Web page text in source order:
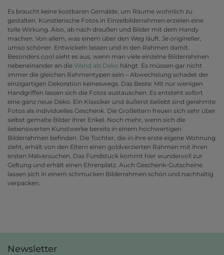
Es braucht keine kostbaren Gemälde, um Räume wohnlich zu
gestalten. Künstlerische Fotos in Einzelbilderrahmen erzielen eine
tolle Wirkung. Also, ab nach draußen und Bilder mit dem Handy
machen. Von allem, was einem über den Weg läuft. Je origineller,
umso schöner. Entwickeln lassen und in den Rahmen damit.
Besonders cool sieht es aus, wenn man viele einzelne Bilderrahmen
nebeneinander an die Wand als Deko hängt. Es müssen gar nicht
immer die gleichen Rahmentypen sein – Abwechslung schadet der
einzigartigen Dekoration keineswegs. Das Beste: Mit nur wenigen
Handgriffen lassen sich die Fotos austauschen. Es entsteht sofort
eine ganz neue Deko. Ein Klassiker und äußerst beliebt sind gerahmte
Fotos als individuelles Geschenk. Die Großeltern freuen sich sehr über
selbst gemalte Bilder ihrer Enkel. Noch mehr, wenn sich die
liebenswerten Kunstwerke bereits in einem hochwertigen
Bilderrahmen befinden. Die Tochter, die in ihre erste eigene Wohnung
zieht, erhält von den Eltern einen goldverzierten Rahmen mit ihren
ersten Malversuchen. Das Fundstück kommt hier wundervoll zur
Geltung und erhält einen Ehrenplatz. Auch Geschenk-Gutscheine
lassen sich in einem schmucken Bilderrahmen schön und nachhaltig
verpacken.
Newsletter